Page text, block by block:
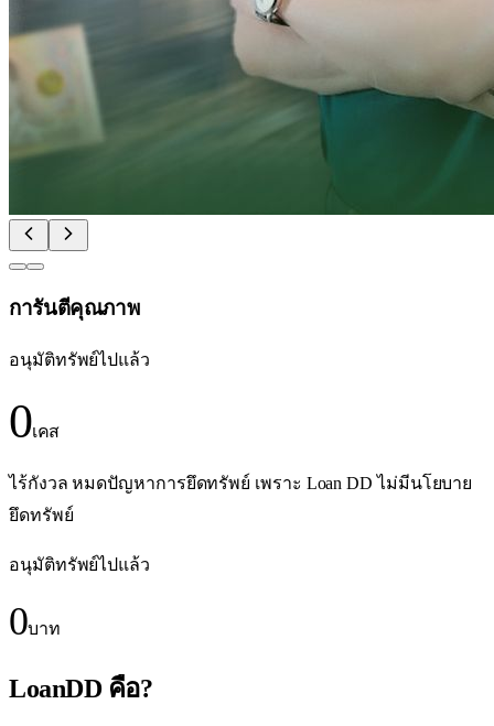
การันตีคุณภาพ
อนุมัติทรัพย์ไปแล้ว
0เคส
ไร้กังวล หมดปัญหาการยึดทรัพย์ เพราะ Loan DD ไม่มีนโยบาย
ยึดทรัพย์
อนุมัติทรัพย์ไปแล้ว
0บาท
LoanDD คือ?